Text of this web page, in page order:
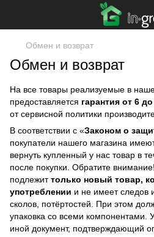
Обмен и возврат
Обмен и возврат
На все товары реализуемые в
предоставляется гарантия от 6
от сервисной политики
В соответствии с «Законом о
покупатели нашего магазина
вернуть купленный у нас товар в
после покупки. Обратите
подлежиттолько новый товар,
употреблении и не имеет следов
сколов, потёртостей. При этом
упаковка со всеми компонентами.
иной документ, подтверждающий